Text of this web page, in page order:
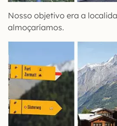
Nosso objetivo era a
almoçaríamos.